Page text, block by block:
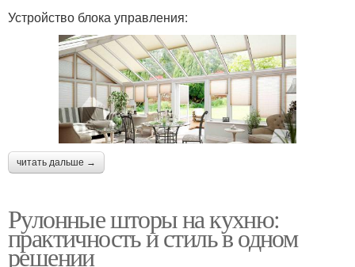
Устройство блока управления:
читать дальше →
Рулонные шторы на кухню:
практичность и стиль в одном
решении